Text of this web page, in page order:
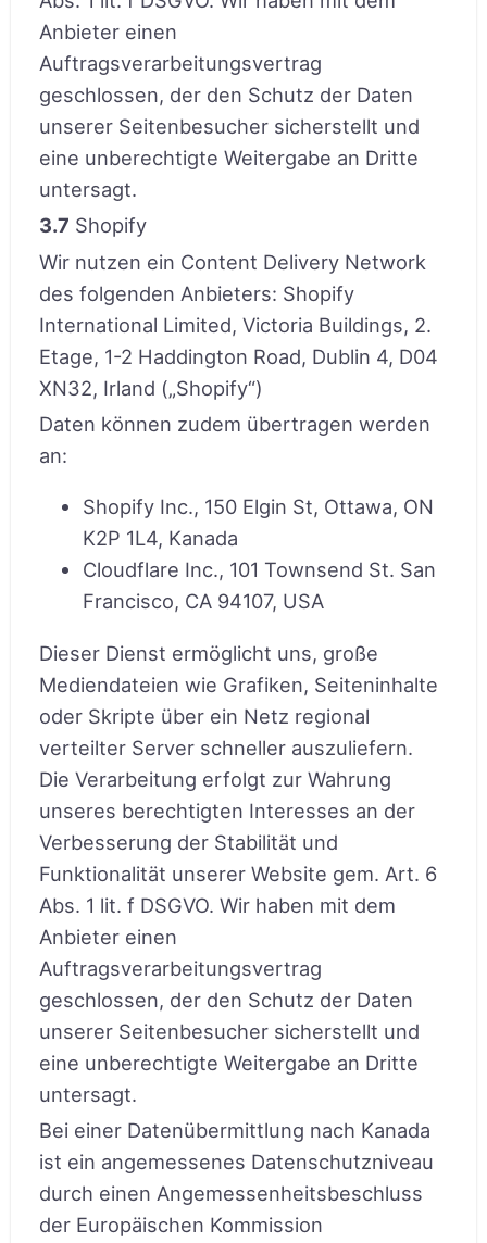
Anbieter einen
Auftragsverarbeitungsvertrag
geschlossen, der den Schutz der Daten
unserer Seitenbesucher sicherstellt und
eine unberechtigte Weitergabe an Dritte
untersagt.
3.7 Shopify
Wir nutzen ein Content Delivery Network
des folgenden Anbieters: Shopify
International Limited, Victoria Buildings, 2.
Etage, 1-2 Haddington Road, Dublin 4, D04
XN32, Irland („Shopify“)
Daten können zudem übertragen werden
an:
Shopify Inc., 150 Elgin St, Ottawa, ON
K2P 1L4, Kanada
Cloudflare Inc., 101 Townsend St. San
Francisco, CA 94107, USA
Dieser Dienst ermöglicht uns, große
Mediendateien wie Grafiken, Seiteninhalte
oder Skripte über ein Netz regional
verteilter Server schneller auszuliefern.
Die Verarbeitung erfolgt zur Wahrung
unseres berechtigten Interesses an der
Verbesserung der Stabilität und
Funktionalität unserer Website gem. Art. 6
Abs. 1 lit. f DSGVO. Wir haben mit dem
Anbieter einen
Auftragsverarbeitungsvertrag
geschlossen, der den Schutz der Daten
unserer Seitenbesucher sicherstellt und
eine unberechtigte Weitergabe an Dritte
untersagt.
Bei einer Datenübermittlung nach Kanada
ist ein angemessenes Datenschutzniveau
durch einen Angemessenheitsbeschluss
der Europäischen Kommission